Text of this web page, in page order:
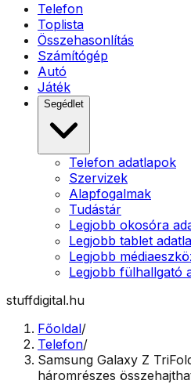
Telefon
Toplista
Összehasonlítás
Számítógép
Autó
Játék
Segédlet
Telefon adatlapok
Szervizek
Alapfogalmak
Tudástár
Legjobb okosóra
Legjobb tablet
Legjobb
Legjobb fülhallgató
stuffdigital.hu
Főoldal/
Telefon/
Samsung Galaxy Z
háromrészes